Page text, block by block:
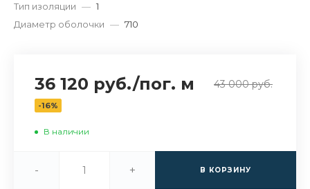
Тип изоляции — 1
Диаметр оболочки — 710
36 120 руб./пог. м 43 000 руб.
-16%
В наличии
- + В КОРЗИНУ